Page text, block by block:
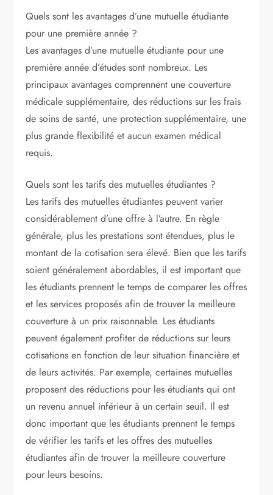
Quels sont les avantages d’une mutuelle étudiante
pour une première année ?
Les avantages d’une mutuelle étudiante pour une
première année d’études sont nombreux. Les
principaux avantages comprennent une couverture
médicale supplémentaire, des réductions sur les frais
de soins de santé, une protection supplémentaire, une
plus grande flexibilité et aucun examen médical
requis.
Quels sont les tarifs des mutuelles étudiantes ?
Les tarifs des mutuelles étudiantes peuvent varier
considérablement d’une offre à l’autre. En règle
générale, plus les prestations sont étendues, plus le
montant de la cotisation sera élevé. Bien que les tarifs
soient généralement abordables, il est important que
les étudiants prennent le temps de comparer les offres
et les services proposés afin de trouver la meilleure
couverture à un prix raisonnable. Les étudiants
peuvent également profiter de réductions sur leurs
cotisations en fonction de leur situation financière et
de leurs activités. Par exemple, certaines mutuelles
proposent des réductions pour les étudiants qui ont
un revenu annuel inférieur à un certain seuil. Il est
donc important que les étudiants prennent le temps
de vérifier les tarifs et les offres des mutuelles
étudiantes afin de trouver la meilleure couverture
pour leurs besoins.